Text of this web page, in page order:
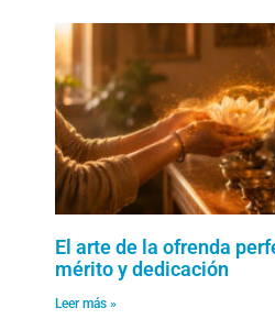
El arte de la ofrenda
mérito y dedicación
Leer más »